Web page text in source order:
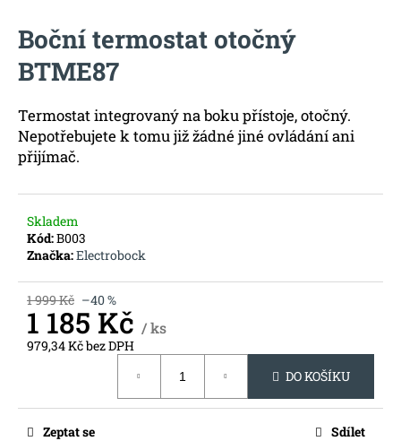
Boční termostat otočný
BTME87
Termostat integrovaný na boku přístoje, otočný.
Nepotřebujete k tomu již žádné jiné ovládání ani
přijímač.
Skladem
Kód:B003
Značka:Electrobock
1 999 Kč –40 %
1 185 Kč / ks
979,34 Kč bez DPH
DO KOŠÍKU
Zeptat se Sdílet
a
j
í
?
D
o
p
o
č
u